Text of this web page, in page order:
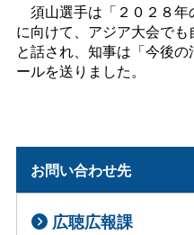
須山選手は「２０２８年
に向けて、アジア大会でも
と話され、知事は「今後
ールを送りました。
お問い合わせ先
広聴広報課